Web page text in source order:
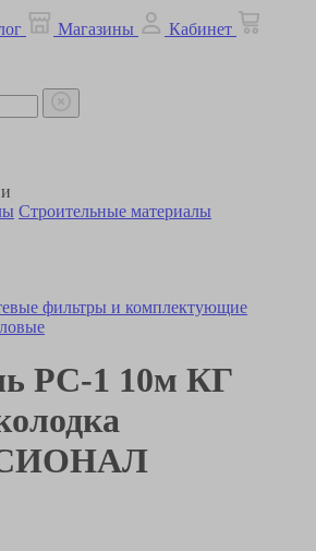
Магазины
Кабинет
Строительные материалы
фильтры и комплектующие
РС-1 10м КГ